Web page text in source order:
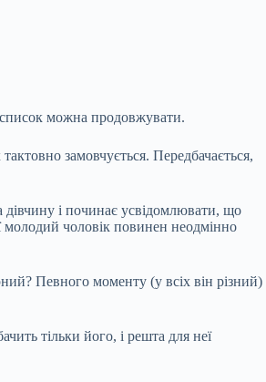
список можна продовжувати.
замовчується. Передбачається,
і починає усвідомлювати, що
молодий чоловік повинен неодмінно
Певного моменту (у всіх він різний)
тільки його, і решта для неї